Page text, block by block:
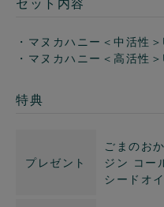
・マヌカハニー＜中活性
・マヌカハニー＜高活性
特典
プレゼント
ごまのお
ジン コー
シードオ